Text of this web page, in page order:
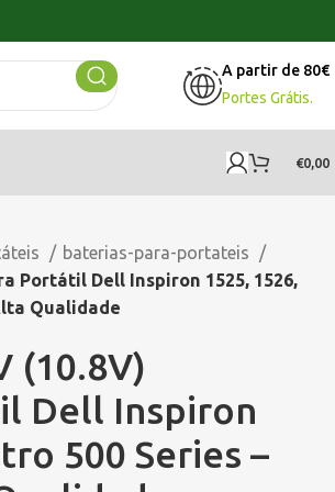
A partir de 80€
Portes Grátis.
€0,00
baterias-para-portateis
Portátil Dell Inspiron 1525, 1526,
Qualidade
(10.8V)
Dell Inspiron
500 Series –